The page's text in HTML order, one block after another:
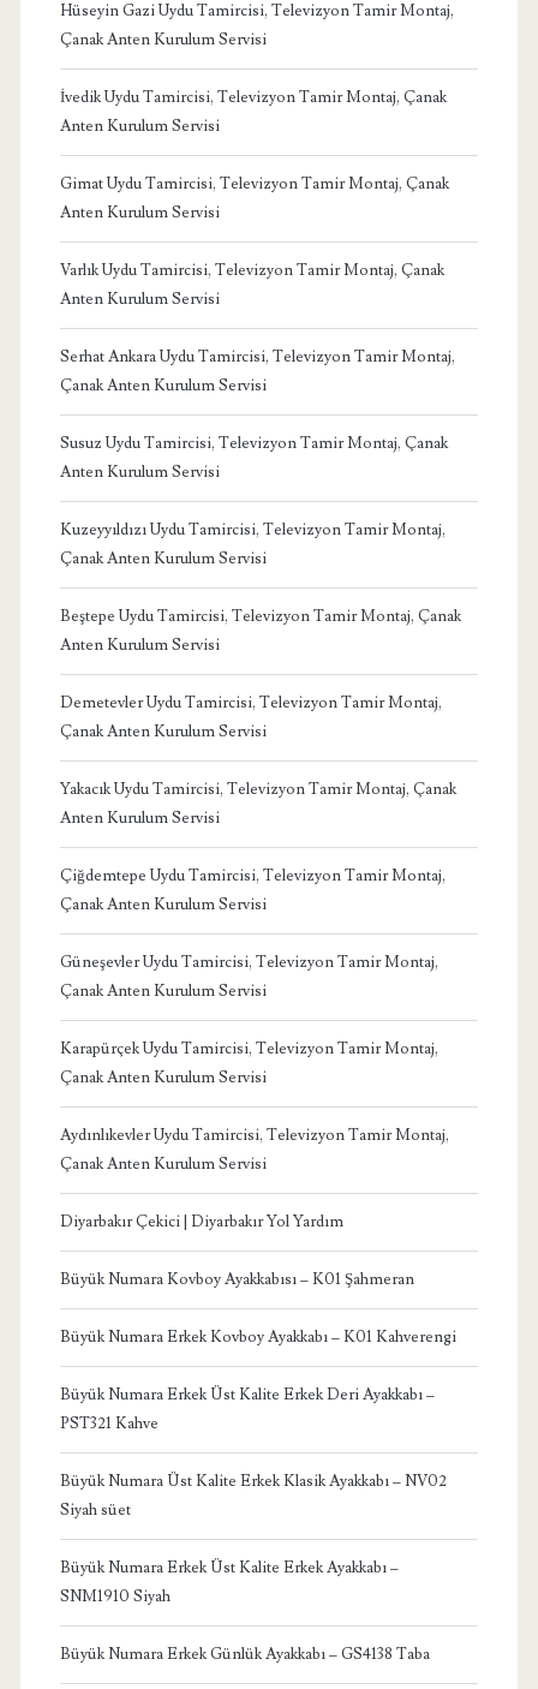
Hüseyin Gazi Uydu Tamircisi, Televizyon Tamir Montaj,
Çanak Anten Kurulum Servisi
İvedik Uydu Tamircisi, Televizyon Tamir Montaj, Çanak
Anten Kurulum Servisi
Gimat Uydu Tamircisi, Televizyon Tamir Montaj, Çanak
Anten Kurulum Servisi
Varlık Uydu Tamircisi, Televizyon Tamir Montaj, Çanak
Anten Kurulum Servisi
Serhat Ankara Uydu Tamircisi, Televizyon Tamir Montaj,
Çanak Anten Kurulum Servisi
Susuz Uydu Tamircisi, Televizyon Tamir Montaj, Çanak
Anten Kurulum Servisi
Kuzeyyıldızı Uydu Tamircisi, Televizyon Tamir Montaj,
Çanak Anten Kurulum Servisi
Beştepe Uydu Tamircisi, Televizyon Tamir Montaj, Çanak
Anten Kurulum Servisi
Demetevler Uydu Tamircisi, Televizyon Tamir Montaj,
Çanak Anten Kurulum Servisi
Yakacık Uydu Tamircisi, Televizyon Tamir Montaj, Çanak
Anten Kurulum Servisi
Çiğdemtepe Uydu Tamircisi, Televizyon Tamir Montaj,
Çanak Anten Kurulum Servisi
Güneşevler Uydu Tamircisi, Televizyon Tamir Montaj,
Çanak Anten Kurulum Servisi
Karapürçek Uydu Tamircisi, Televizyon Tamir Montaj,
Çanak Anten Kurulum Servisi
Aydınlıkevler Uydu Tamircisi, Televizyon Tamir Montaj,
Çanak Anten Kurulum Servisi
Diyarbakır Çekici | Diyarbakır Yol Yardım
Büyük Numara Kovboy Ayakkabısı – K01 Şahmeran
Büyük Numara Erkek Kovboy Ayakkabı – K01 Kahverengi
Büyük Numara Erkek Üst Kalite Erkek Deri Ayakkabı –
PST321 Kahve
Büyük Numara Üst Kalite Erkek Klasik Ayakkabı – NV02
Siyah süet
Büyük Numara Erkek Üst Kalite Erkek Ayakkabı –
SNM1910 Siyah
Büyük Numara Erkek Günlük Ayakkabı – GS4138 Taba